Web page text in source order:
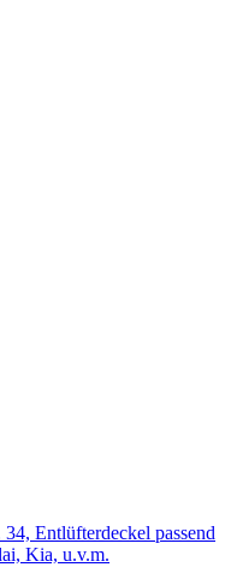
Entlüfterdeckel passend
Kia, u.v.m.